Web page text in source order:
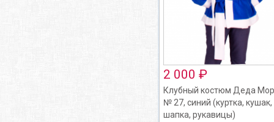
2 000 ₽
Клубный костюм Деда
№ 27, синий (куртка, кушак,
шапка, рукавицы)